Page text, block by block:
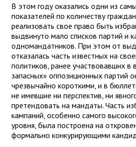
В этом году оказались одни из
показателей по количеству
реализовать свое право быть
выдвинуто мало списков партий и
одномандатников. При этом от
отказалась часть известных на
политиков, ранее участвовавших в
запасных» оппозиционных партий
чрезвычайно короткими, и в
не имевшие ни перспектив, ни
претендовать на мандаты. Часть
кампаний, особенно самого
уровня, была построена на
формально конкурирующими